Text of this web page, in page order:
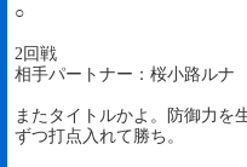
○
2回戦
相手パートナー：桜小路ルナ
またタイトルかよ。防御力を
ずつ打点入れて勝ち。